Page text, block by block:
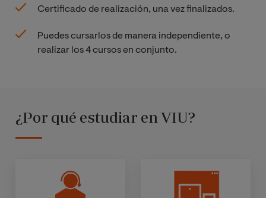
Certificado de realización, una vez finalizados.
Puedes cursarlos de manera independiente, o
realizar los 4 cursos en conjunto.
¿Por qué estudiar en VIU?